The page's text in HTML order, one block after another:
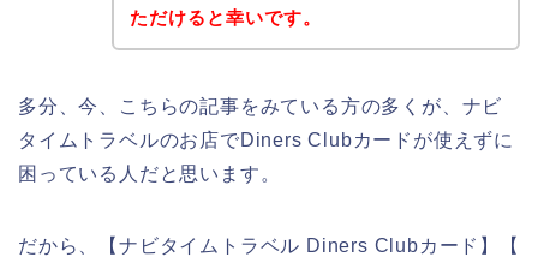
ただけると幸いです。
多分、今、こちらの記事をみている方の多くが、ナビ
タイムトラベルのお店でDiners Clubカードが使えずに
困っている人だと思います。
だから、【ナビタイムトラベル Diners Clubカード】【